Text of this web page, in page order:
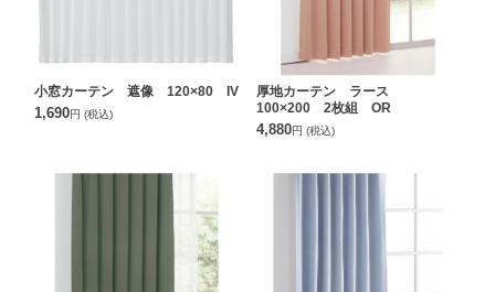
小窓カーテン 遮像 120×80 IV
1,690円 (税込)
厚地カーテン ラース
100×200 2枚組 OR
4,880円 (税込)